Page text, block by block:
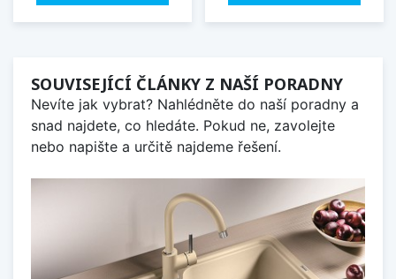
SOUVISEJÍCÍ ČLÁNKY Z NAŠÍ PORADNY
Nevíte jak vybrat? Nahlédněte do naší poradny a
snad najdete, co hledáte. Pokud ne, zavolejte
nebo napište a určitě najdeme řešení.